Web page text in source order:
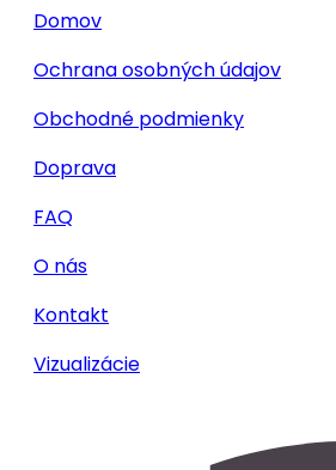
Domov
Ochrana osobných údajov
Obchodné podmienky
Doprava
FAQ
O nás
Kontakt
Vizualizácie